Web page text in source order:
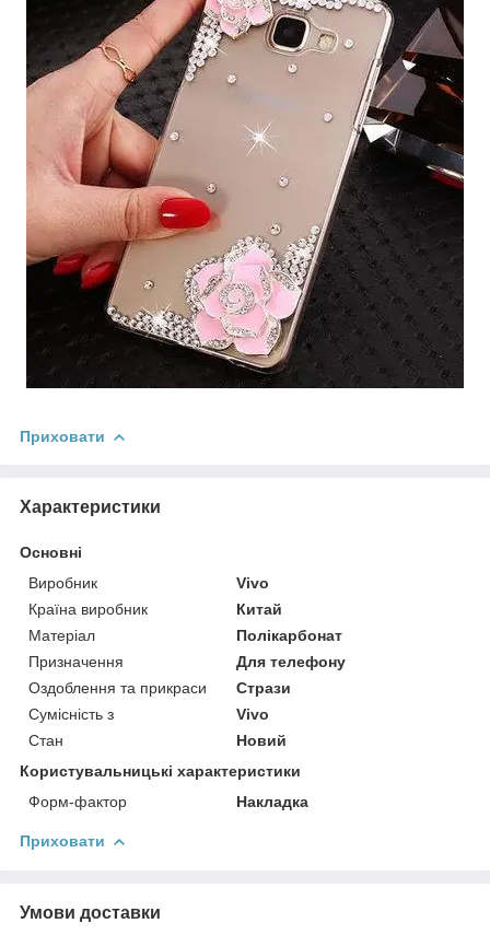
Приховати
Характеристики
Основні
Виробник
Vivo
Країна виробник
Китай
Матеріал
Полікарбонат
Призначення
Для телефону
Оздоблення та прикраси
Стрази
Сумісність з
Vivo
Стан
Новий
Користувальницькі характеристики
Форм-фактор
Накладка
Приховати
Умови доставки